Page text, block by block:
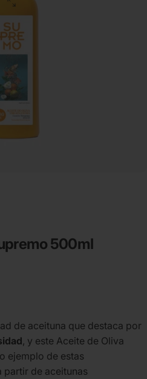
500ml
de aceituna que destaca por
, y este Aceite de Oliva
ejemplo de estas
de aceitunas